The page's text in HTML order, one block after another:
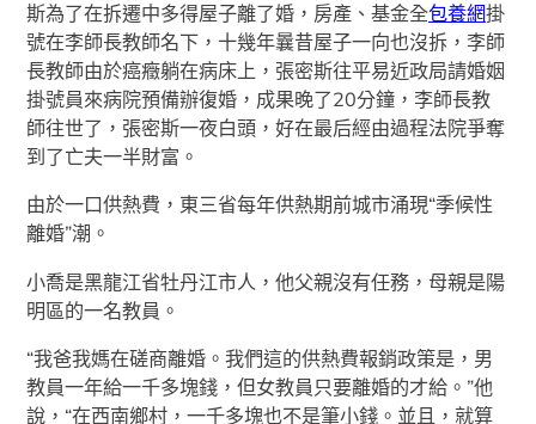
斯為了在拆遷中多得屋子離了婚，房產、基金全包養網掛
號在李師長教師名下，十幾年曩昔屋子一向也沒拆，李師
長教師由於癌癥躺在病床上，張密斯往平易近政局請婚姻
掛號員來病院預備辦復婚，成果晚了20分鐘，李師長教
師往世了，張密斯一夜白頭，好在最后經由過程法院爭奪
到了亡夫一半財富。
由於一口供熱費，東三省每年供熱期前城市涌現“季候性
離婚”潮。
小喬是黑龍江省牡丹江市人，他父親沒有任務，母親是陽
明區的一名教員。
“我爸我媽在磋商離婚。我們這的供熱費報銷政策是，男
教員一年給一千多塊錢，但女教員只要離婚的才給。”他
說，“在西南鄉村，一千多塊也不是筆小錢。並且，就算